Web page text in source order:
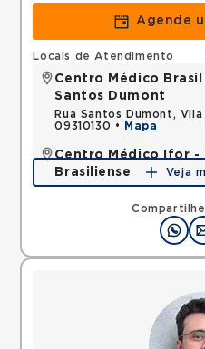
Agende
Locais de Atendimento
Centro Médico Brasil
Santos Dumont
Rua Santos Dumont, Vila
09310130 •
Mapa
Centro Médico Ifor -
Brasiliense
Rua Americo
Campo, SP, 09715021 •
Veja